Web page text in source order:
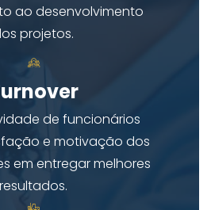
ao desenvolvimento
projetos.
de funcionários
e motivação dos
em entregar melhores
resultados.